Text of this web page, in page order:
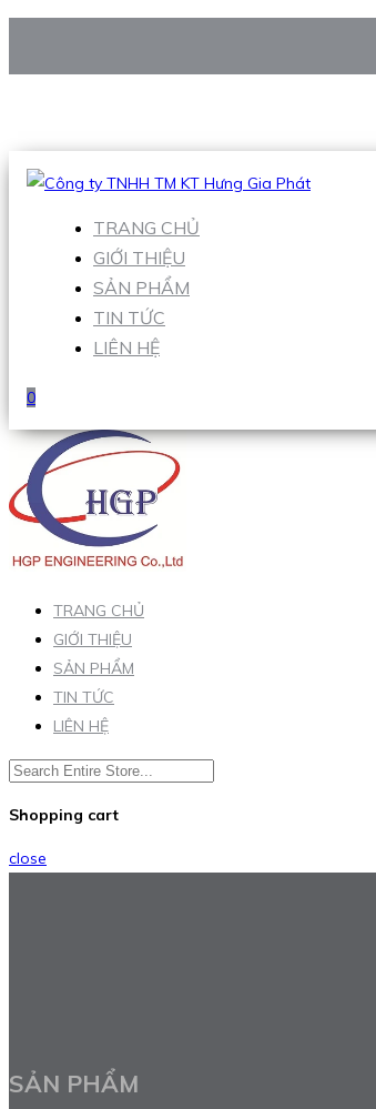
Hotline:0938 906 663
TRANG CHỦ
GIỚI THIỆU
SẢN PHẨM
TIN TỨC
LIÊN HỆ
0
TRANG CHỦ
GIỚI THIỆU
SẢN PHẨM
TIN TỨC
LIÊN HỆ
Shopping cart
close
SẢN PHẨM